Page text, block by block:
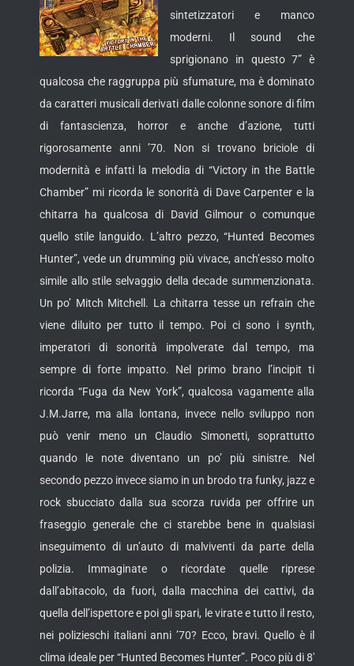
sintetizzatori e manco
moderni. Il sound che
sprigionano in questo 7” è
qualcosa che raggruppa più sfumature, ma è dominato
da caratteri musicali derivati dalle colonne sonore di film
di fantascienza, horror e anche d’azione, tutti
rigorosamente anni ’70. Non si trovano briciole di
modernità e infatti la melodia di“Victory in the Battle
Chamber” mi ricorda le sonorità di Dave Carpenter e la
chitarra ha qualcosa di David Gilmour o comunque
quello stile languido. L’altro pezzo, “Hunted Becomes
Hunter”, vede un drumming più vivace, anch’esso molto
simile allo stile selvaggio della decade summenzionata.
Un po’ Mitch Mitchell. La chitarra tesse un refrain che
viene diluito per tutto il tempo. Poi ci sono i synth,
imperatori di sonorità impolverate dal tempo, ma
sempre di forte impatto. Nel primo brano l’incipit ti
ricorda “Fuga da New York”, qualcosa vagamente alla
J.M.Jarre, ma alla lontana, invece nello sviluppo non
può venir meno un Claudio Simonetti, soprattutto
quando le note diventano un po’ più sinistre. Nel
secondo pezzo invece siamo in un brodo tra funky, jazz e
rock sbucciato dalla sua scorza ruvida per offrire un
fraseggio generale che ci starebbe bene in qualsiasi
inseguimento di un’auto di malviventi da parte della
polizia. Immaginate o ricordate quelle riprese
dall’abitacolo, da fuori, dalla macchina dei cattivi, da
quella dell’ispettore e poi gli spari, le virate e tutto il resto,
nei polizieschi italiani anni ’70? Ecco, bravi. Quello è il
clima ideale per “Hunted Becomes Hunter”. Poco più di 8′